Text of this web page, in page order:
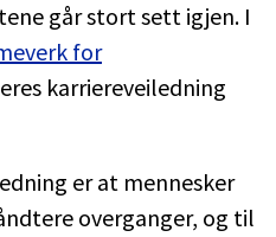
går stort sett igjen. I
for
karriereveiledning
er at mennesker
overganger, og til